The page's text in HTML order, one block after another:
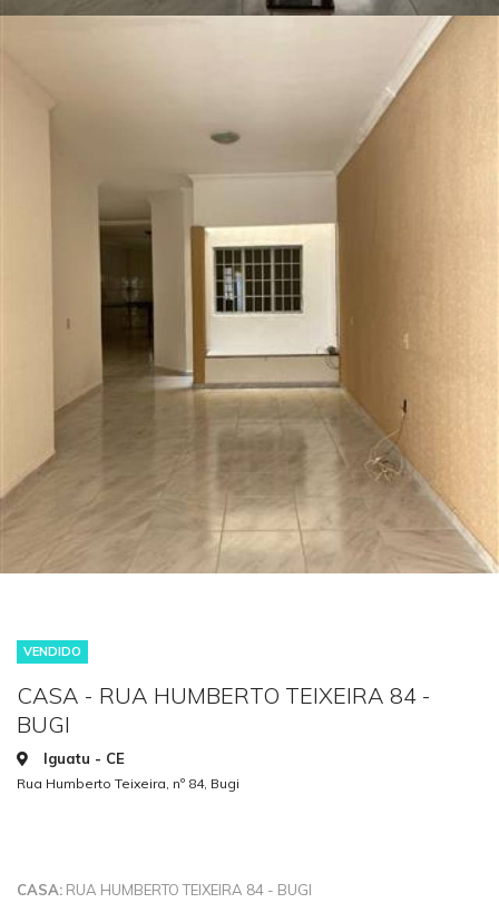
VENDIDO
CASA - RUA HUMBERTO TEIXEIRA 84 -
BUGI
Iguatu - CE
Rua Humberto Teixeira, nº 84, Bugi
CASA: RUA HUMBERTO TEIXEIRA 84 - BUGI